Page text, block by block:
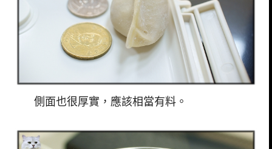
側面也很厚實，應該相當有料。